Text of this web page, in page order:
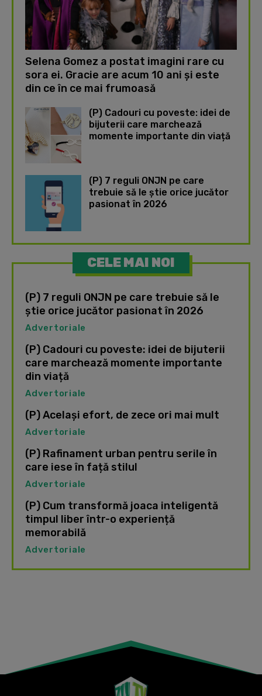
Selena Gomez a postat imagini rare cu
sora ei. Gracie are acum 10 ani și este
din ce în ce mai frumoasă
(P) Cadouri cu poveste: idei de
bijuterii care marchează
momente importante din viață
(P) 7 reguli ONJN pe care
trebuie să le știe orice jucător
pasionat în 2026
CELE MAI NOI
(P) 7 reguli ONJN pe care trebuie să le
știe orice jucător pasionat în 2026
Advertoriale
(P) Cadouri cu poveste: idei de bijuterii
care marchează momente importante
din viață
Advertoriale
(P) Același efort, de zece ori mai mult
Advertoriale
(P) Rafinament urban pentru serile în
care iese în față stilul
Advertoriale
(P) Cum transformă joaca inteligentă
timpul liber într-o experiență
memorabilă
Advertoriale